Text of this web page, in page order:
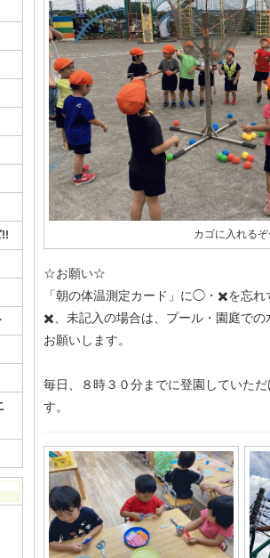
カゴに入れる
☆お願い☆
「朝の体温測定カード」に◯・✖️を忘
✖️、未記入の場合は、プール・園庭で
お願いします。
毎日、８時３０分までに登園していた
す。
!!